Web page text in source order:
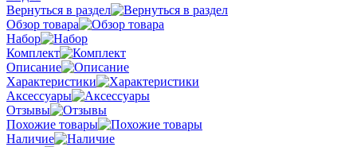
Вернуться в раздел
Обзор товара
Набор
Комплект
Описание
Характеристики
Аксессуары
Отзывы
Похожие товары
Наличие